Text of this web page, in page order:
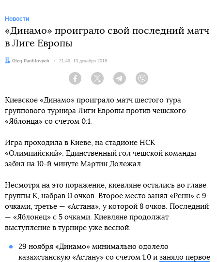
Новости
«Динамо» проиграло свой последний матч
в Лиге Европы
Автор:
Oleg Panfilovych Дата:
21:49, 13 декабря 2018
Facebook Twitter Telegram
Киевское «Динамо» проиграло матч шестого тура
группового турнира Лиги Европы против чешского
«Яблонца» со счетом 0:1.
Игра проходила в Киеве, на стадионе НСК
«Олимпийский». Единственный гол чешской команды
забил на 10-й минуте Мартин Долежал.
Несмотря на это поражение, киевляне остались во главе
группы К, набрав 11 очков. Второе место занял «Ренн» с 9
очками, третье — «Астана», у которой 8 очков. Последний
— «Яблонец» с 5 очками. Киевляне продолжат
выступление в турнире уже весной.
29 ноября «Динамо» минимально одолело
казахстанскую «Астану» со счетом 1:0 и заняло первое